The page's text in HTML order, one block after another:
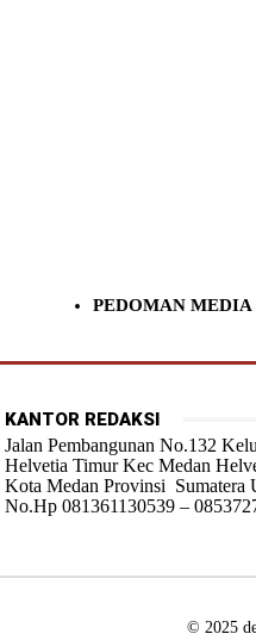
PEDOMAN MEDIA
KANTOR REDAKSI
Jalan Pembangunan No.132
Helvetia Timur Kec Medan
Kota Medan Provinsi Sumatera
No.Hp 081361130539 –
© 2025